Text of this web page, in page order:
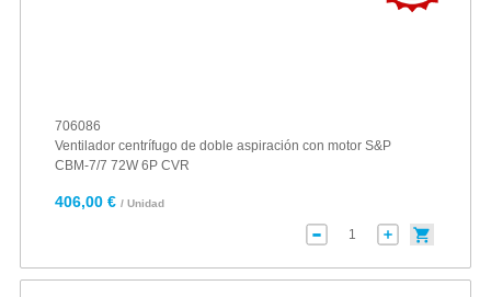
706086
Ventilador centrífugo de doble aspiración con motor S&P
CBM-7/7 72W 6P CVR
406,00 € / Unidad